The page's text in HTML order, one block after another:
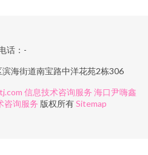
话：-
海街道南宝路中洋花苑2栋306
信息技术咨询服务 海口尹嗨鑫
咨询服务 版权所有Sitemap